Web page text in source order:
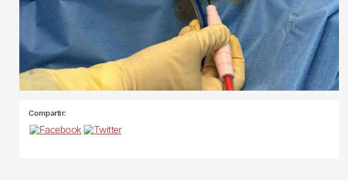
Compartir: